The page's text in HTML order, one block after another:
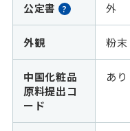
公定書 ? 外
外観 粉末
中国化粧品
原料提出コ
ード
あり